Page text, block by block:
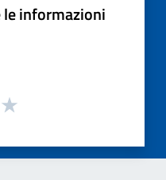
le informazioni